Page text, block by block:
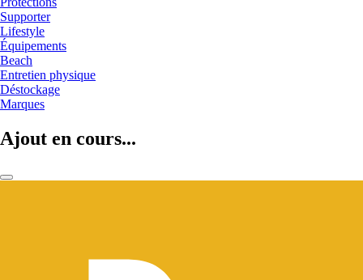
Supporter
Lifestyle
Équipements
Beach
Entretien physique
Déstockage
Marques
Ajout en cours...